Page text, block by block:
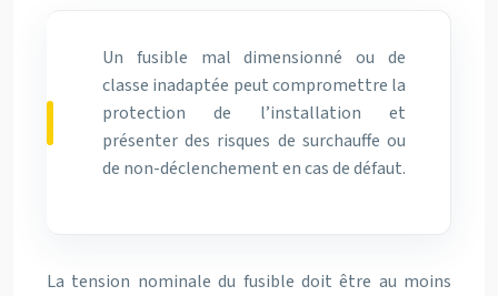
Un fusible mal dimensionné ou de
classe inadaptée peut compromettre la
protection de l’installation et
présenter des risques de surchauffe ou
de non-déclenchement en cas de défaut.
La tension nominale du fusible doit être au moins